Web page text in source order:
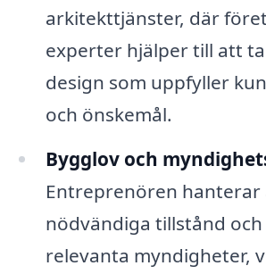
arkitekttjänster, där
experter hjälper till att
design som uppfyller
och önskemål.
Bygglov och
Entreprenören hanterar
nödvändiga tillstånd
relevanta myndigheter,